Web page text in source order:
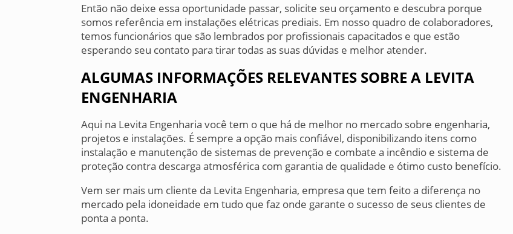
Então não deixe essa oportunidade passar, solicite seu orçamento e descubra porque
somos referência em instalações elétricas prediais. Em nosso quadro de colaboradores,
temos funcionários que são lembrados por profissionais capacitados e que estão
esperando seu contato para tirar todas as suas dúvidas e melhor atender.
ALGUMAS INFORMAÇÕES RELEVANTES SOBRE A LEVITA
ENGENHARIA
Aqui na Levita Engenharia você tem o que há de melhor no mercado sobre engenharia,
projetos e instalações. É sempre a opção mais confiável, disponibilizando itens como
instalação e manutenção de sistemas de prevenção e combate a incêndio e sistema de
proteção contra descarga atmosférica com garantia de qualidade e ótimo custo benefício.
Vem ser mais um cliente da Levita Engenharia, empresa que tem feito a diferença no
mercado pela idoneidade em tudo que faz onde garante o sucesso de seus clientes de
ponta a ponta.